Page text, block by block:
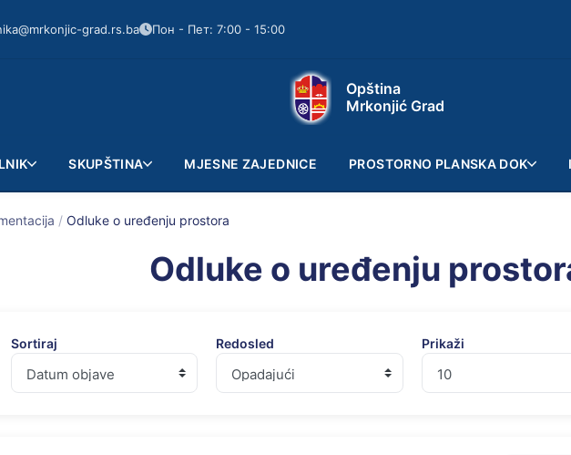
grad.rs.ba Пон - Пет: 7:00 - 15:00
Opština
Mrkonjić Grad
SKUPŠTINA MJESNE ZAJEDNICE PROSTORNO PLANSKA DOK
/ Odluke o uređenju prostora
Odluke o uređenju
Sortiraj Redosled Prikaži